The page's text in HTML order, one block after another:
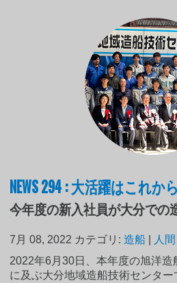
NEWS 294 : 大活躍はこれから
今年度の新入社員が大分での
7月 08, 2022 カテゴリ:造船
人間
2022年6月30日、本年度の旭洋造
に及ぶ大分地域造船技術センタ